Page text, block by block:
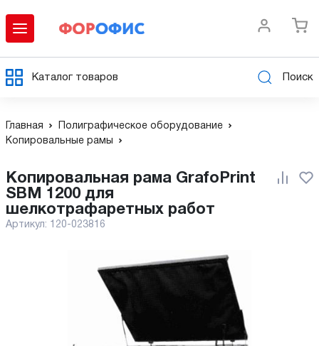
Каталог товаров Поиск
Главная
Полиграфическое оборудование
Копировальные рамы
Копировальная рама GrafoPrint
SBM 1200 для
шелкотрафаретных работ
Артикул: 120-023816